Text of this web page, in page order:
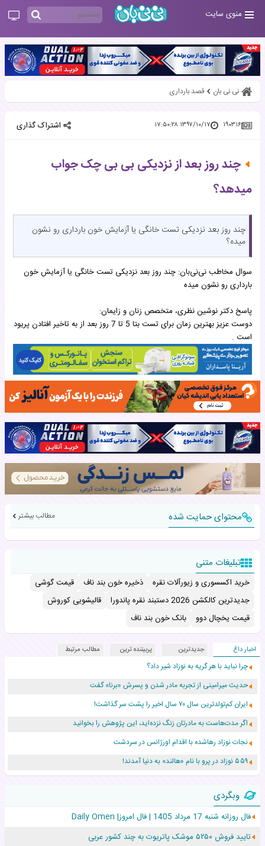
منوی سایت
نی نی بان قصد بارداری
۱۹۰۳۱۶ ۱۳۹۷/۱۰/۱۷ ۱۷:۵۰:۲۸ اشتراک گذاری
چند روز بعد از نزدیکی بی بی چک جواب
میدهد؟
چند روز بعد نزدیکی تست خانگی یا آزمایش خون بارداری رو نشون
میده؟
سوال مخاطب نی‌نی‌بان: چند روز بعد نزدیکی تست خانگی یا آزمایش خون
بارداری رو نشون میده
پاسخ دکتر نوشین نظری، متخصص زنان و زایمان:
دوست عزیز بهترین زمان برای تست بتا 5 تا 7 روز بعد از به تاخیر افتادن پریود
است .
محتوای حمایت شده مطالب بیشتر
تبلیغات متنی
خرید اکسسوری و زیورآلات نقره ذخیره خون بند ناف
قیمت گوشی
جدیدترین کالکشن 2026 دستبند نقره پاندورا
قالیشویی کوروش
قیمت یخچال دوو
بانک خون بند ناف
اخبار داغ جدیدترین پربیننده ترین مطالب مرتبط
چرا نباید با هر گریه به نوزاد شیر داد؟
حدیث میرامینی از تجربه مادر شدن و پسرش «برنا» گفت
ایران کم‌تولدترین سال ۷۰ سال اخیر را پشت سر گذاشت!
اگر مدت‌هاست به مادرتان زنگ نزده‌اید، این پژوهش را بخوانید
نجات نوزاد رهاشده با اقدام اورژانس در سردشت
۵۵۹ نوزاد در پرو با نام «هالند» به دنیا آمدند!
افزایش قد این دختر، چند میلیون دلار برای پدرش خرج داشته
حرکت غیرقانونی یک پرستار، جان دوقلوها را نجات داد!
عجیب‌ترین تولد در ۵/۵/۵ امسال که همه را شوکه کرد!
وبگردی
فال روزانه شنبه 17 مرداد 1405 | فال امروز| Daily Omen
تایید فروش ۵۲۵۰ موشک پاتریوت به چند کشور عربی